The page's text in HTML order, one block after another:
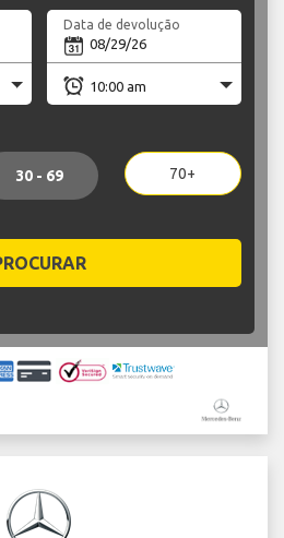
Data de devolução
30 - 69 70+